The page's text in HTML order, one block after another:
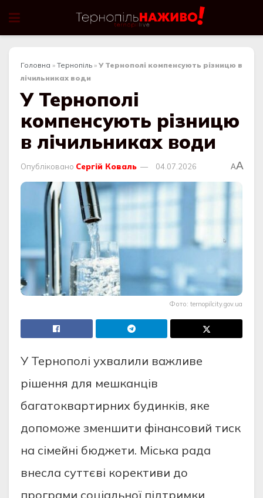
Головна » Тернопіль » У Тернополі компенсують різницю в
лічильниках води
У Тернополі
компенсують різницю
в лічильниках води
Опубліковано Сергій Коваль 04.07.2026 AA
Фото: ternopilcity.gov.ua
У Тернополі ухвалили важливе
рішення для мешканців
багатоквартирних будинків, яке
допоможе зменшити фінансовий тиск
на сімейні бюджети. Міська рада
внесла суттєві корективи до
програми соціальної підтримки